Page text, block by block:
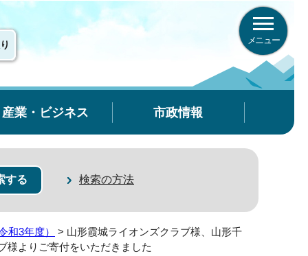
メニュー
産業・ビジネス 市政情報
検索の方法
和3年度）
> 山形霞城ライオンズクラブ様、山形千
様よりご寄付をいただきました